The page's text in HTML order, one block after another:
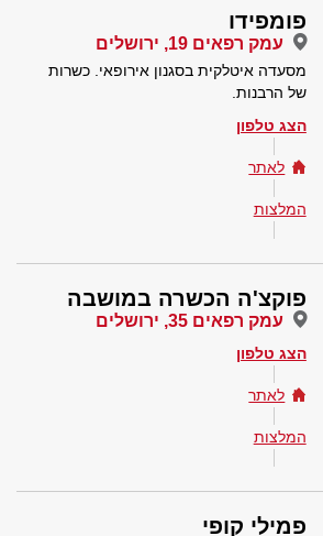
פומפידו
עמק רפאים 19, ירושלים
מסעדה איטלקית בסגנון אירופאי. כשרות
של הרבנות.
הצג טלפון
לאתר
המלצות
פוקצ'ה הכשרה במושבה
עמק רפאים 35, ירושלים
הצג טלפון
לאתר
המלצות
פמילי קופי